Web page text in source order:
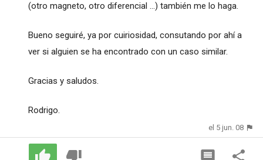
(otro magneto, otro diferencial ...) también me lo haga.
Bueno seguiré, ya por cuiriosidad, consutando por ahí a
ver si alguien se ha encontrado con un caso similar.
Gracias y saludos.
Rodrigo.
el 5 jun. 08